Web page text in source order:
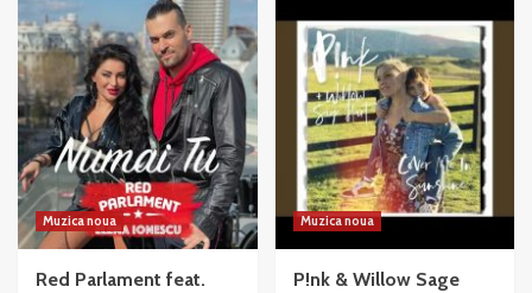
Liviu
Teodorescu
–
Sper
s-
o
iubesti
Sud
Est
&
Andra
–
Jumatatea
Mea
Mai
Buna
Muzica noua
Red Parlament feat.
Muzica noua
P!nk & Willow Sage